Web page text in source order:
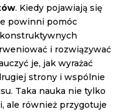
. Kiedy pojawiają się
powinni pomóc
i rozwiązywać
je, jak wyrażać
strony i wspólnie
Taka nauka nie tylko
ale również przygotuje